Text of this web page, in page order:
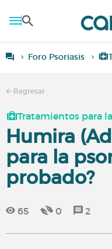
Foro Psoriasis
Regresar
Tratamientos para
Humira
para la
probado?
65 0 2